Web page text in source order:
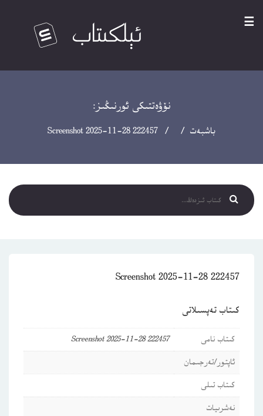
☰
نۆۋەتتىكى ئورنىڭىز:
باشبەت / / Screenshot 2025-11-28 222457
Screenshot 2025-11-28 222457
كىتاب تەپسىلاتى
كىتاب نامى
Screenshot 2025-11-28 222457
ئاپتور/تەرجىمان
كىتاب تىلى
نەشرىيات